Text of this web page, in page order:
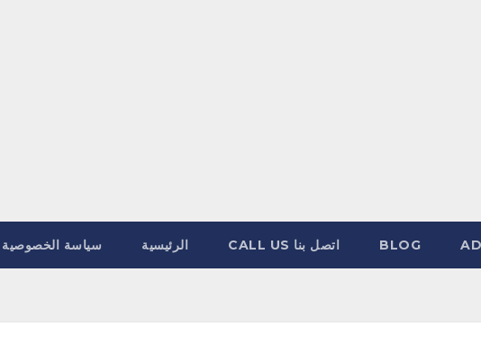
BLOG اتصل بنا CALL US الرئيسية سياسة الخصوصية